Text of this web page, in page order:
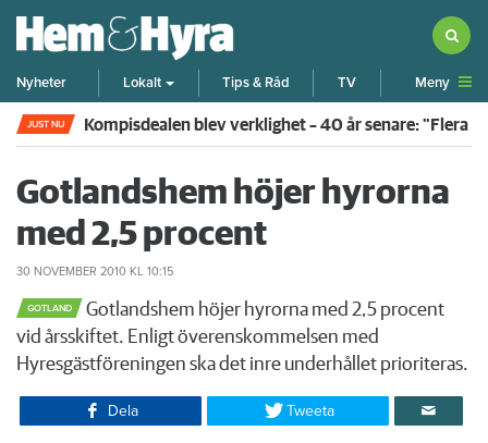
Nyheter Lokalt Tips & Råd TV Meny
JUST NU Kompisdealen blev verklighet – 40 år senare: "Flera
Gotlandshem höjer hyrorna
med 2,5 procent
30 NOVEMBER 2010 KL 10:15
GOTLAND
Gotlandshem höjer hyrorna med 2,5 procent
vid årsskiftet. Enligt överenskommelsen med
Hyresgästföreningen ska det inre underhållet prioriteras.
Dela Tweeta